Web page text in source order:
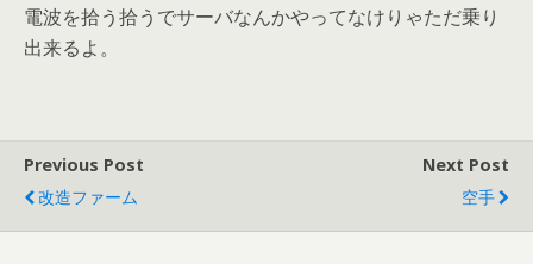
電波を拾う拾うでサーバなんかやってなけりゃただ乗り
出来るよ。
Previous Post
改造ファーム
Next Post
空手